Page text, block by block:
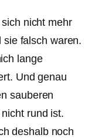
nicht mehr
sie falsch waren.
lange
Und genau
sauberen
rund ist.
deshalb noch